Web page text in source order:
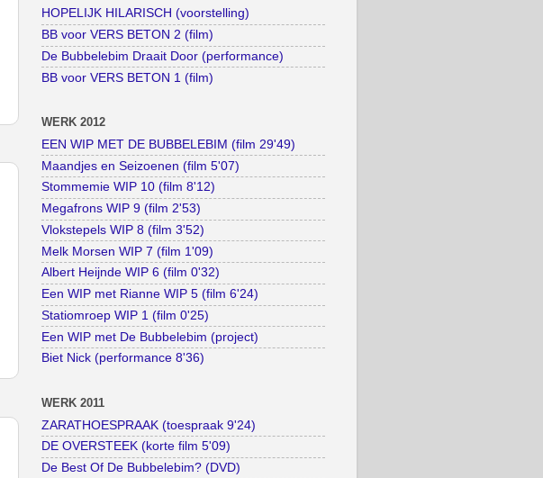
HOPELIJK HILARISCH (voorstelling)
BB voor VERS BETON 2 (film)
De Bubbelebim Draait Door (performance)
BB voor VERS BETON 1 (film)
WERK 2012
EEN WIP MET DE BUBBELEBIM (film 29'49)
Maandjes en Seizoenen (film 5'07)
Stommemie WIP 10 (film 8'12)
Megafrons WIP 9 (film 2'53)
Vlokstepels WIP 8 (film 3'52)
Melk Morsen WIP 7 (film 1'09)
Albert Heijnde WIP 6 (film 0'32)
Een WIP met Rianne WIP 5 (film 6'24)
Statiomroep WIP 1 (film 0'25)
Een WIP met De Bubbelebim (project)
Biet Nick (performance 8'36)
WERK 2011
ZARATHOESPRAAK (toespraak 9'24)
DE OVERSTEEK (korte film 5'09)
De Best Of De Bubbelebim? (DVD)